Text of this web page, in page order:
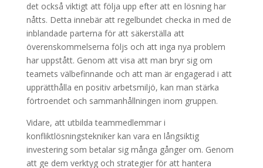
det också viktigt att följa upp efter att en lösning har
nåtts. Detta innebär att regelbundet checka in med de
inblandade parterna för att säkerställa att
överenskommelserna följs och att inga nya problem
har uppstått. Genom att visa att man bryr sig om
teamets välbefinnande och att man är engagerad i att
upprätthålla en positiv arbetsmiljö, kan man stärka
förtroendet och sammanhållningen inom gruppen.
Vidare, att utbilda teammedlemmar i
konfliktlösningstekniker kan vara en långsiktig
investering som betalar sig många gånger om. Genom
att ge dem verktyg och strategier för att hantera